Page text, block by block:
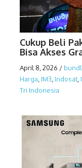
Cukup Beli
Bisa Akses
April 8, 2026 /
Harga IM3 Indosat
Tri Indonesia